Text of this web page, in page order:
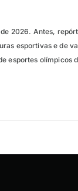
2026. Antes,
esportivas e de
esportes olímpicos